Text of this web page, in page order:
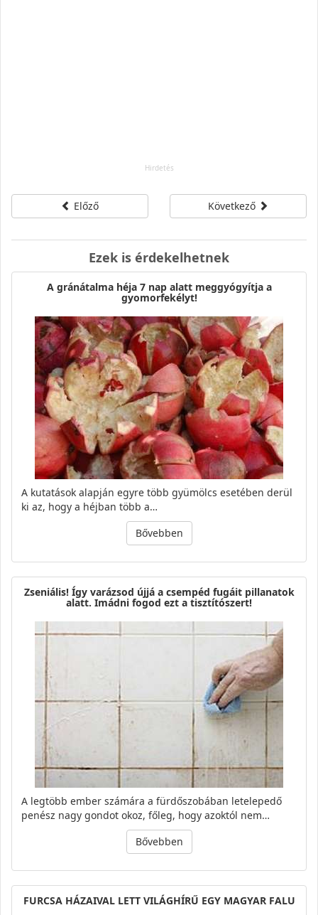
Előző Következő
Ezek is érdekelhetnek
A gránátalma héja 7 nap alatt meggyógyítja a
gyomorfekélyt!
A kutatások alapján egyre több gyümölcs esetében derül
ki az, hogy a héjban több a…
Bővebben
Zseniális! Így varázsod újjá a csempéd fugáit pillanatok
alatt. Imádni fogod ezt a tisztítószert!
A legtöbb ember számára a fürdőszobában letelepedő
penész nagy gondot okoz, főleg, hogy azoktól nem…
Bővebben
FURCSA HÁZAIVAL LETT VILÁGHÍRŰ EGY MAGYAR FALU